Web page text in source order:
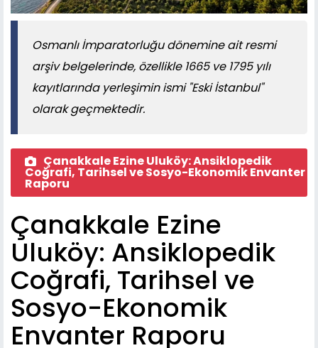
Osmanlı İmparatorluğu dönemine ait resmi
arşiv belgelerinde, özellikle 1665 ve 1795 yılı
kayıtlarında yerleşimin ismi "Eski İstanbul"
olarak geçmektedir.
Çanakkale Ezine Uluköy: Ansiklopedik
Coğrafi, Tarihsel ve Sosyo-Ekonomik Envanter
Raporu
Çanakkale Ezine
Uluköy: Ansiklopedik
Coğrafi, Tarihsel ve
Sosyo-Ekonomik
Envanter Raporu